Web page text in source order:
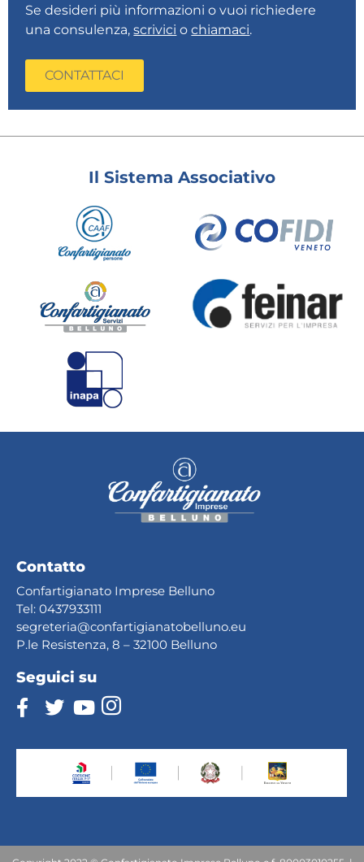
Se desideri più informazioni o vuoi richiedere
una consulenza,scrivici ochiamaci.
CONTATTACI
Il Sistema Associativo
Contatto
Confartigianato Imprese Belluno
Tel: 0437933111
segreteria@confartigianatobelluno.eu
P.le Resistenza, 8 – 32100 Belluno
Seguici su